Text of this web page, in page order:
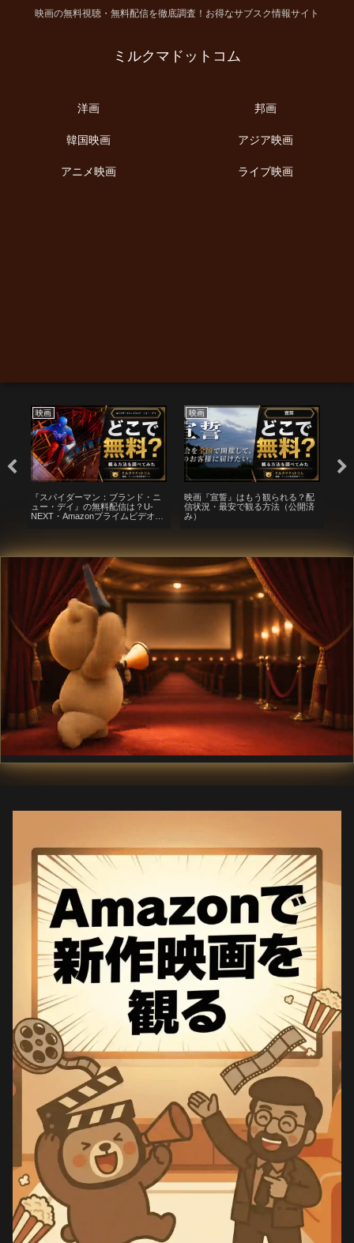
映画の無料視聴・無料配信を徹底調査！お得なサブスク情報サイト
ミルクマドットコム
洋画 邦画
韓国映画 アジア映画
アニメ映画 ライブ映画
映画
『スパイダーマン：ブランド・ニ
ュー・デイ』の無料配信は？U-
NEXT・Amazonプライムビデオ・
映画
映画『宣誓』はもう観られる？配
信状況・最安で観る方法（公開済
み）